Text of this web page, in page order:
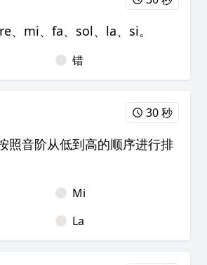
、mi、fa、sol、la、si。
错
30 秒
照音阶从低到高的顺序进行排
Mi
La